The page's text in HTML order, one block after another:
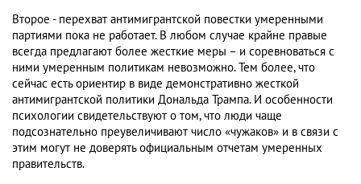
Второе - перехват антимигрантской повестки умеренными
партиями пока не работает. В любом случае крайне правые
всегда предлагают более жесткие меры – и соревноваться с
ними умеренным политикам невозможно. Тем более, что
сейчас есть ориентир в виде демонстративно жесткой
антимигрантской политики Дональда Трампа. И особенности
психологии свидетельствуют о том, что люди чаще
подсознательно преувеличивают число «чужаков» и в связи с
этим могут не доверять официальным отчетам умеренных
правительств.